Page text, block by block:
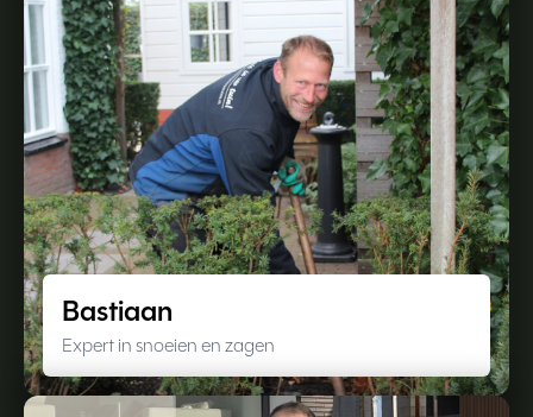
Bastiaan
Expert in snoeien en zagen